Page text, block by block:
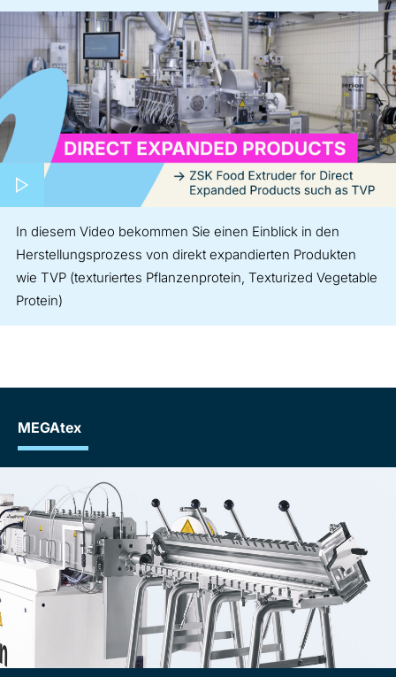
In diesem Video bekommen Sie einen Einblick in den
Herstellungsprozess von direkt expandierten Produkten
wie TVP (texturiertes Pflanzenprotein, Texturized Vegetable
Protein)
MEGAtex